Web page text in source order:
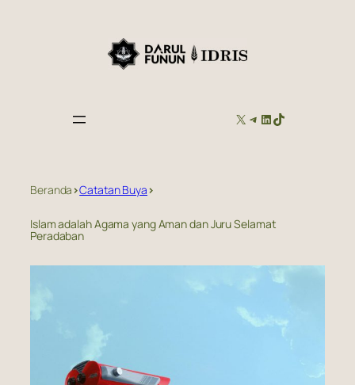
X TELEGRAM
LINKEDIN
TIKTOK
Beranda>Catatan Buya>
Islam adalah Agama yang Aman dan Juru Selamat
Peradaban